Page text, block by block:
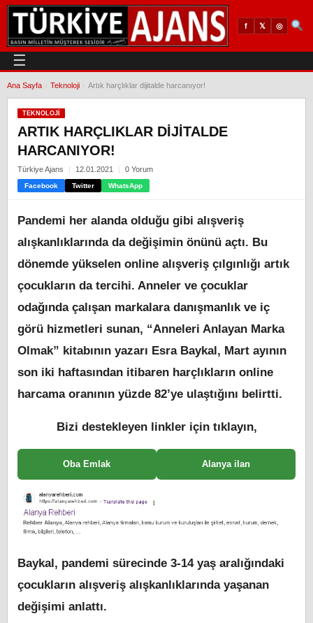
f 𝕏 ◎
☰
Ana Sayfa Teknoloji Artık harçlıklar dijitalde harcanıyor!
TEKNOLOJI
ARTIK HARÇLIKLAR DIJITALDE
HARCANIYOR!
Türkiye Ajans 12.01.2021 0 Yorum
Facebook Twitter WhatsApp
Pandemi her alanda olduğu gibi alışveriş
alışkanlıklarında da değişimin önünü açtı. Bu
dönemde yükselen online alışveriş çılgınlığı artık
çocukların da tercihi. Anneler ve çocuklar
odağında çalışan markalara danışmanlık ve iç
görü hizmetleri sunan, “Anneleri Anlayan Marka
Olmak” kitabının yazarı Esra Baykal, Mart ayının
son iki haftasından itibaren harçlıkların online
harcama oranının yüzde 82’ye ulaştığını belirtti.
Bizi destekleyen linkler için tıklayın,
Oba Emlak Alanya ilan
Baykal, pandemi sürecinde 3-14 yaş aralığındaki
çocukların alışveriş alışkanlıklarında yaşanan
değişimi anlattı.